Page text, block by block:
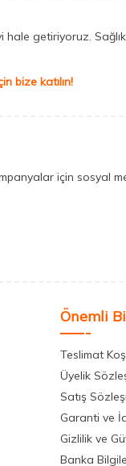
getiriyoruz.
bize katılın!
için sosyal
Önemli
Teslimat
Üyelik
Satış
Garanti ve
Gizlilik ve
Banka